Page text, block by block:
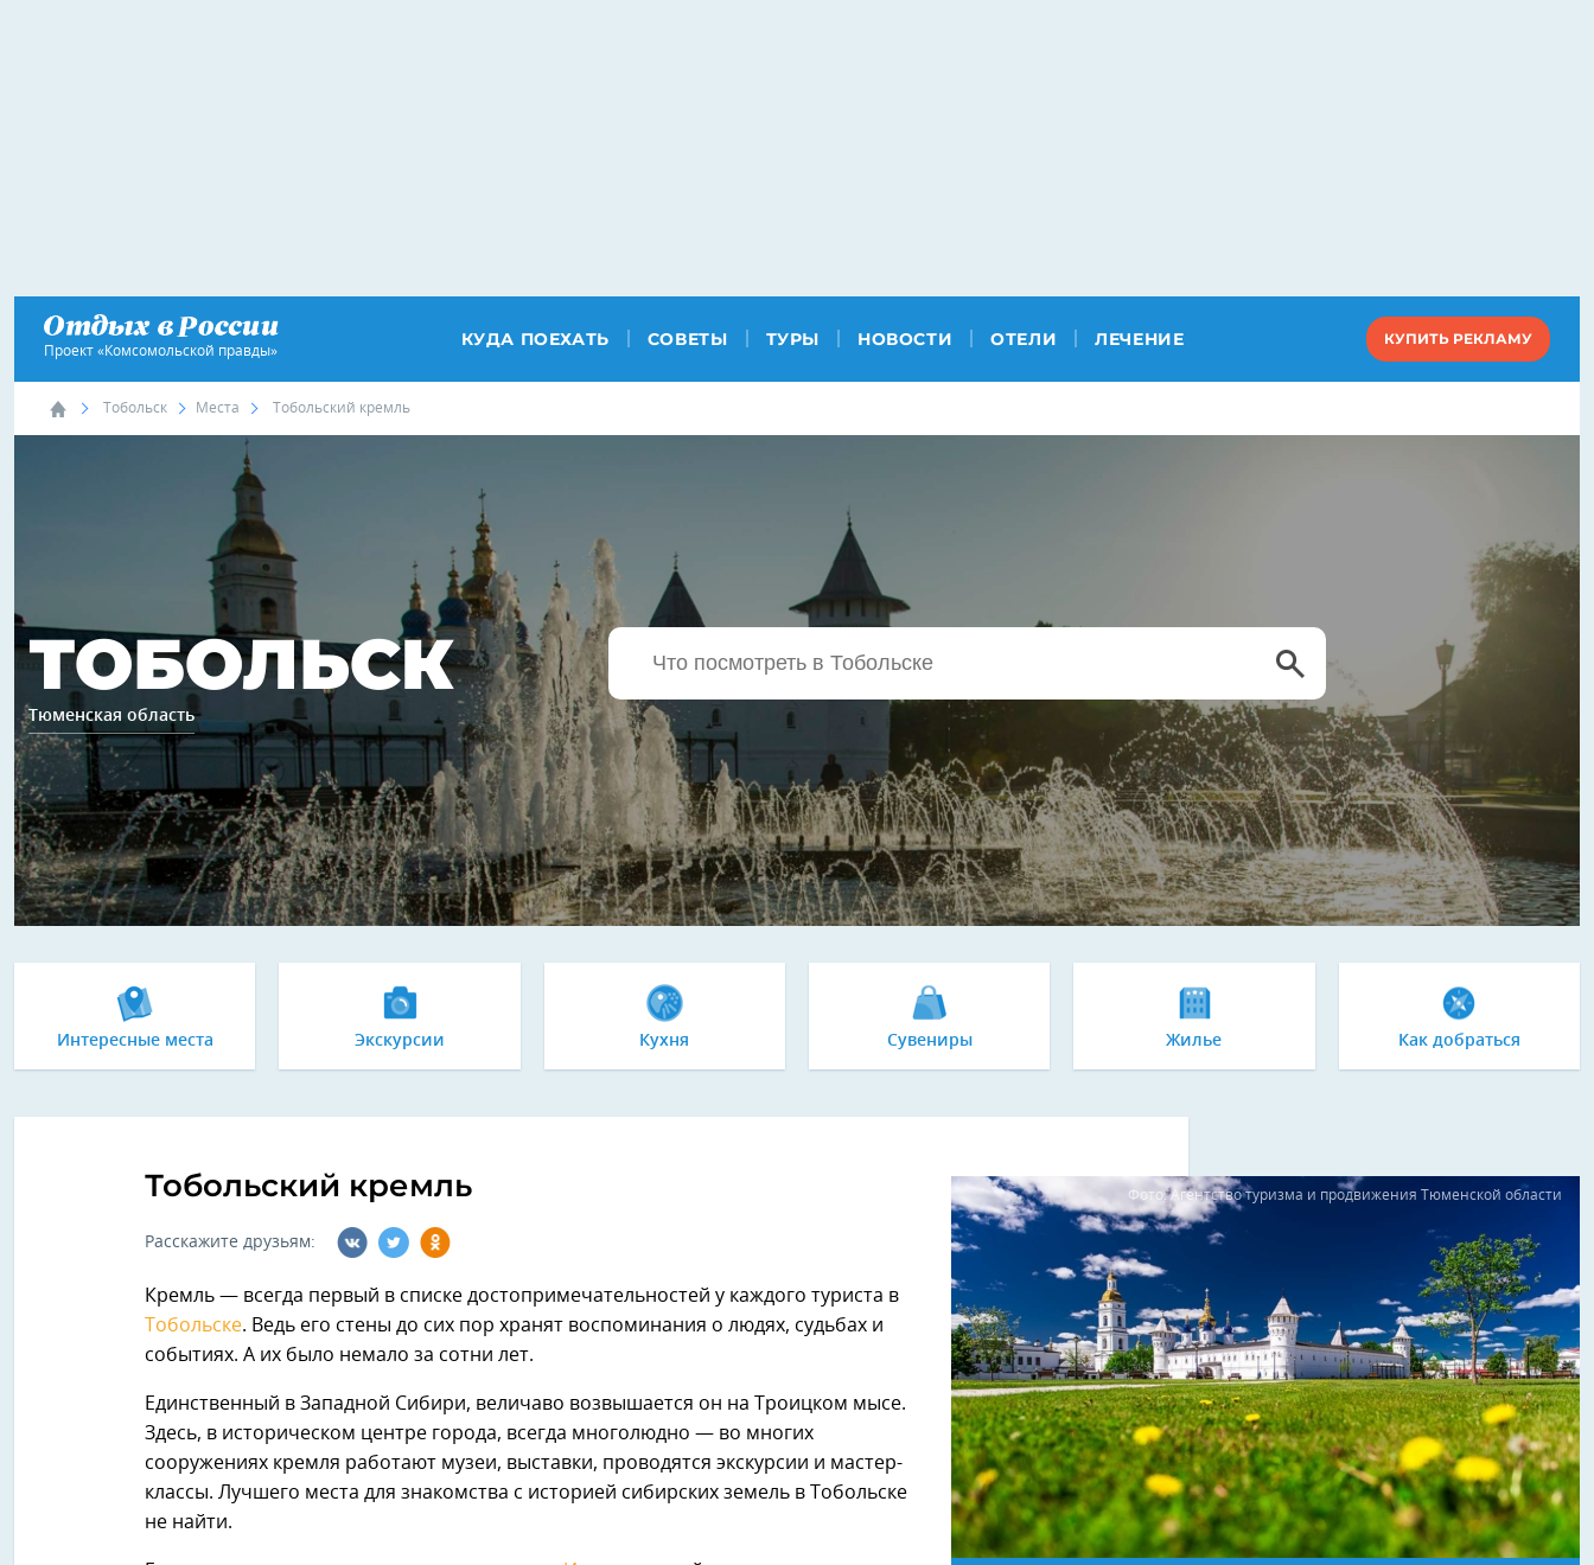
Проект «Комсомольской правды»
КУДА ПОЕХАТЬ СОВЕТЫ ТУРЫ НОВОСТИ ОТЕЛИ ЛЕЧЕНИЕ КУПИТЬ РЕКЛАМУ
Тобольск Места Тобольский кремль
ТОБОЛЬСК
Тюменская область
Интересные места Экскурсии Кухня Сувениры Жилье Как добраться
Тобольский кремль
Расскажите друзьям:
Кремль — всегда первый в списке достопримечательностей у каждого туриста в
Тобольске. Ведь его стены до сих пор хранят воспоминания о людях, судьбах и
событиях. А их было немало за сотни лет.
Единственный в Западной Сибири, величаво возвышается он на Троицком мысе.
Здесь, в историческом центре города, всегда многолюдно — во многих
сооружениях кремля работают музеи, выставки, проводятся экскурсии и мастер-
классы. Лучшего места для знакомства с историей сибирских земель в Тобольске
не найти.
Фото: Агентство туризма и продвижения Тюменской области